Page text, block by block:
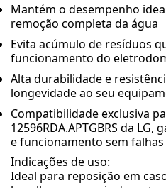
Mantém o desempenho
remoção completa da água
Evita acúmulo de resíduos
funcionamento do
Alta durabilidade e
longevidade ao seu
Compatibilidade exclusiva
12596RDA.APTGBRS da
e funcionamento sem falhas
Indicações de uso:
Ideal para reposição em